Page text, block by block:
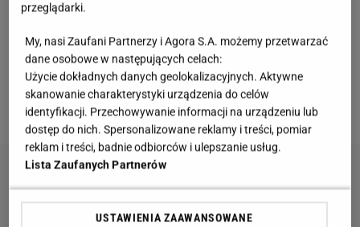
Przepis na ciasto ze śliwkami na oleju jest prosty.
Żeby zapamiętać wszystkie składniki, warto
podzielić je na suche i mokre. To może wydawać się
śmieszne, ale tak zdecydowanie łatwiej zapamiętać
wszystkie niezbędne produkty.
przeglądarki.
My, nasi Zaufani Partnerzy i Agora S.A. możemy przetwarzać
dane osobowe w następujących celach:
Użycie dokładnych danych geolokalizacyjnych. Aktywne
skanowanie charakterystyki urządzenia do celów
identyfikacji. Przechowywanie informacji na urządzeniu lub
dostęp do nich. Spersonalizowane reklamy i treści, pomiar
reklam i treści, badnie odbiorców i ulepszanie usług.
Lista Zaufanych Partnerów
USTAWIENIA ZAAWANSOWANE